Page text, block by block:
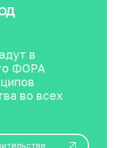
в
ФОРА
во всех